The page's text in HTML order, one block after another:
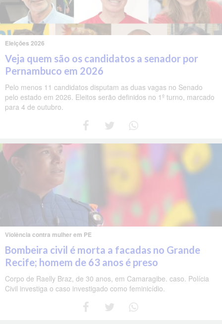
Eleições 2026
Veja quem são os candidatos a senador por
Pernambuco em 2026
Pelo menos 11 candidatos disputam as duas vagas no Senado
pelo estado em 2026. Eleitos serão definidos no 1º turno, marcado
para 4 de outubro.
Violência contra mulher em PE
Bombeira civil é morta a facadas no Grande
Recife; homem de 63 anos é preso
Corpo de Raelly Braz, de 30 anos, em Camaragibe. caso. Polícia
Civil investiga o caso investigado como feminicídio.